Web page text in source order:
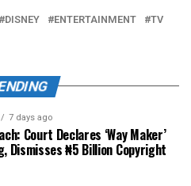
DISNEY ENTERTAINMENT TV
7 days ago
Court Declares ‘Way Maker’
Dismisses ₦5 Billion Copyright